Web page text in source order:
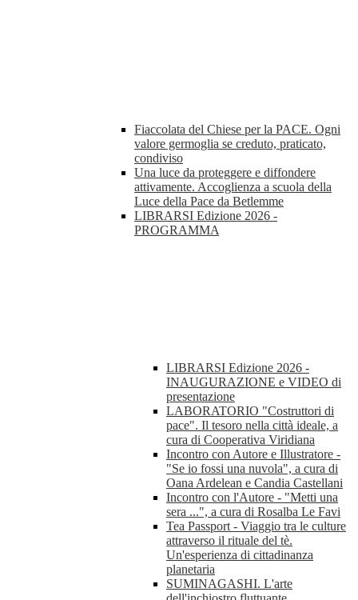
Fiaccolata del Chiese per la PACE. Ogni
valore germoglia se creduto, praticato,
condiviso
Una luce da proteggere e diffondere
attivamente. Accoglienza a scuola della
Luce della Pace da Betlemme
LIBRARSI Edizione 2026 -
PROGRAMMA
LIBRARSI Edizione 2026 -
INAUGURAZIONE e VIDEO di
presentazione
LABORATORIO "Costruttori di
pace". Il tesoro nella città ideale, a
cura di Cooperativa Viridiana
Incontro con Autore e Illustratore -
"Se io fossi una nuvola", a cura di
Oana Ardelean e Candia Castellani
Incontro con l'Autore - "Metti una
sera ...", a cura di Rosalba Le Favi
Tea Passport - Viaggio tra le culture
attraverso il rituale del tè.
Un'esperienza di cittadinanza
planetaria
SUMINAGASHI. L'arte